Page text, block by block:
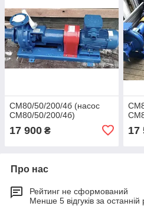
СМ80/50/200/4б (насос
СМ80/50/200/4б)
17 900 ₴ 17
Про нас
Рейтинг не сформований
Менше 5 відгуків за останній